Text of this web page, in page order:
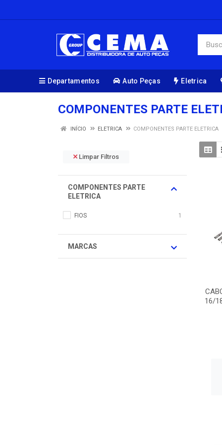
Departamentos Auto Peças Eletrica
COMPONENTES PARTE
INÍCIO ELETRICA COMPONENTES PARTE ELETRICA
Limpar Filtros
COMPONENTES PARTE
ELETRICA
FIOS 1
MARCAS
16/